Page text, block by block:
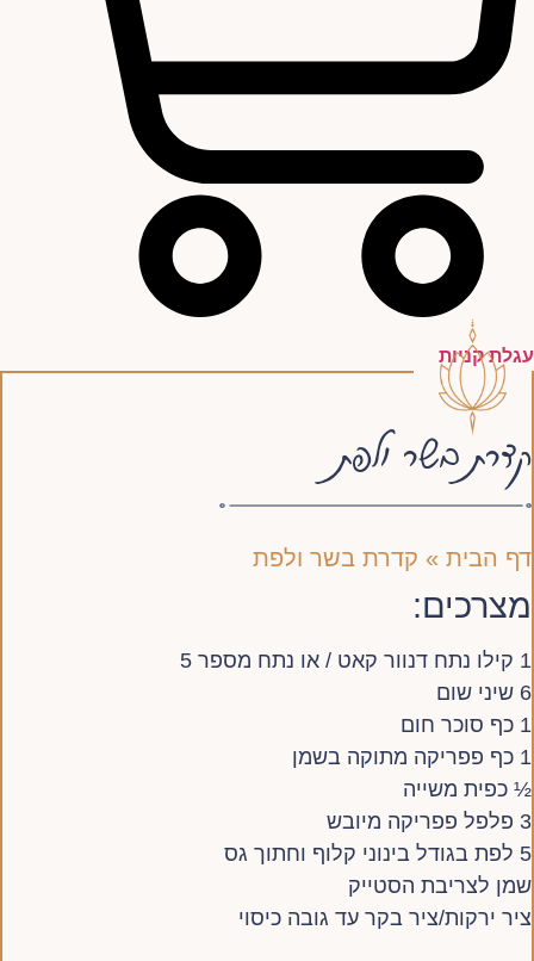
עגלת קניות
קדרת בשר ולפת
דף הבית » קדרת בשר ולפת
מצרכים:
1 קילו נתח דנוור קאט / או נתח מספר 5
6 שיני שום
1 כף סוכר חום
1 כף פפריקה מתוקה בשמן
½ כפית משייה
3 פלפל פפריקה מיובש
5 לפת בגודל בינוני קלוף וחתוך גס
שמן לצריבת הסטייק
ציר ירקות/ציר בקר עד גובה כיסוי